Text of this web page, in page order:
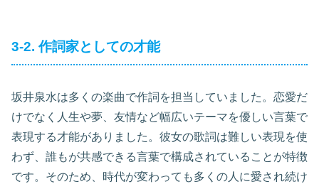
3-2. 作詞家としての才能
坂井泉水は多くの楽曲で作詞を担当していました。恋愛だ
けでなく人生や夢、友情など幅広いテーマを優しい言葉で
表現する才能がありました。彼女の歌詞は難しい表現を使
わず、誰もが共感できる言葉で構成されていることが特徴
です。そのため、時代が変わっても多くの人に愛され続け